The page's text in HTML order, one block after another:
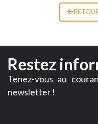
Restez
Tenez-vous au
newsletter !